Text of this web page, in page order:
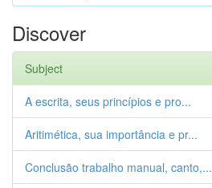
Discover
Subject
A escrita, seus princípios e pro...
Aritimética, sua importância e pr...
Conclusão trabalho manual, canto,...